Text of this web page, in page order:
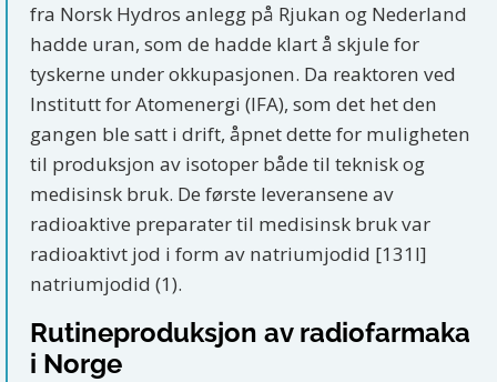
fra Norsk Hydros anlegg på Rjukan og Nederland
hadde uran, som de hadde klart å skjule for
tyskerne under okkupasjonen. Da reaktoren ved
Institutt for Atomenergi (IFA), som det het den
gangen ble satt i drift, åpnet dette for muligheten
til produksjon av isotoper både til teknisk og
medisinsk bruk. De første leveransene av
radioaktive preparater til medisinsk bruk var
radioaktivt jod i form av natriumjodid [131I]
natriumjodid (1).
Rutineproduksjon av radiofarmaka
i Norge